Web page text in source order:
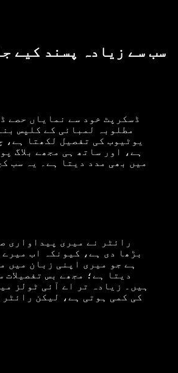
سب سے زیادہ پسند کیے
ڈسکرپٹ خود سے نمایاں حصے
مطلوبہ لمبائی کے کلپس
یوٹیوب کی تفصیل لکھتا ہے،
ہے، اور ساتھ ہی مجھے بلاگ
میں بھی مدد دیتا ہے۔ یہ سب
رائٹر نے میری پیداواری
بڑھا دی ہے، کیونکہ اب
ہے جو میری اپنی زبان میں
دیتا ہے؛ مجھے بس تفصیلات
ہیں۔ زیادہ تر اے آئی ٹولز
کی کمی ہوتی ہے، لیکن رائٹر